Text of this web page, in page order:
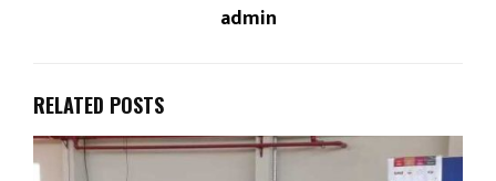
admin
RELATED POSTS